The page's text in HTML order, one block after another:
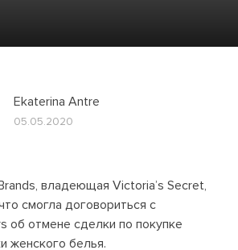
Ekaterina Antre
05.05.2020
владеющая Victoria’s Secret,
смогла договориться с
об отмене сделки по покупке
женского белья.